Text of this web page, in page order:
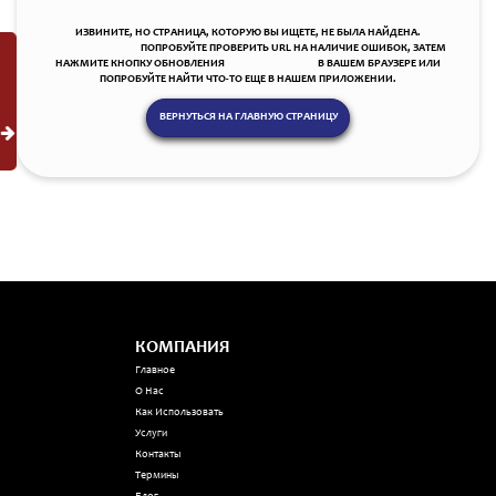
ИЗВИНИТЕ, НО СТРАНИЦА, КОТОРУЮ ВЫ ИЩЕТЕ, НЕ БЫЛА НАЙДЕНА.
ПОПРОБУЙТЕ ПРОВЕРИТЬ URL НА НАЛИЧИЕ ОШИБОК, ЗАТЕМ
НАЖМИТЕ КНОПКУ ОБНОВЛЕНИЯ В ВАШЕМ БРАУЗЕРЕ ИЛИ
ПОПРОБУЙТЕ НАЙТИ ЧТО-ТО ЕЩЕ В НАШЕМ ПРИЛОЖЕНИИ.
ВЕРНУТЬСЯ НА ГЛАВНУЮ СТРАНИЦУ
КОМПАНИЯ
Главное
О Нас
Как Использовать
Услуги
Контакты
Термины